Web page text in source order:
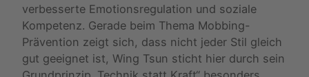
verbesserte Emotionsregulation und soziale
Kompetenz. Gerade beim Thema Mobbing-
Prävention zeigt sich, dass nicht jeder Stil gleich
gut geeignet ist, Wing Tsun sticht hier durch sein